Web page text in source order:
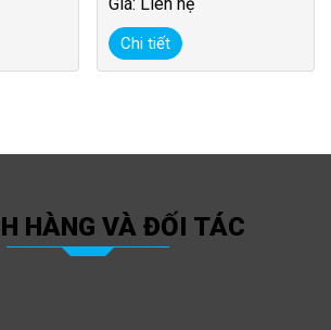
Giá: Liên hệ
Chi tiết
HÀNG VÀ ĐỐI TÁC